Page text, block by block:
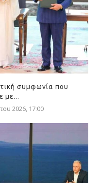
συμφωνία που
με...
2026, 17:00